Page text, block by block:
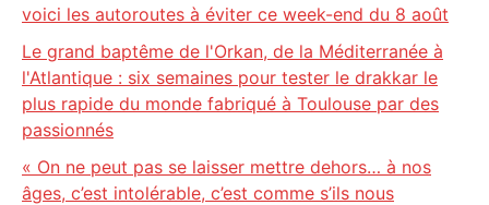
voici les autoroutes à éviter ce week-end du 8 août
Le grand baptême de l'Orkan, de la Méditerranée à
l'Atlantique : six semaines pour tester le drakkar le
plus rapide du monde fabriqué à Toulouse par des
passionnés
« On ne peut pas se laisser mettre dehors… à nos
âges, c’est intolérable, c’est comme s’ils nous